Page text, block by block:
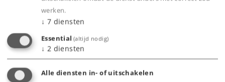
Bijbehorende producten
werken.
↓ 7 diensten
Essential (altijd nodig)
↓ 2 diensten
Alle diensten in- of uitschakelen